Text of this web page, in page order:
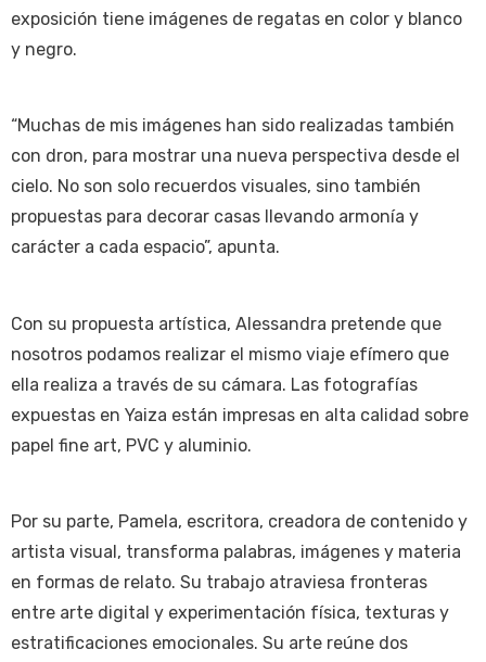
exposición tiene imágenes de regatas en color y blanco
y negro.
“Muchas de mis imágenes han sido realizadas también
con dron, para mostrar una nueva perspectiva desde el
cielo. No son solo recuerdos visuales, sino también
propuestas para decorar casas llevando armonía y
carácter a cada espacio”, apunta.
Con su propuesta artística, Alessandra pretende que
nosotros podamos realizar el mismo viaje efímero que
ella realiza a través de su cámara. Las fotografías
expuestas en Yaiza están impresas en alta calidad sobre
papel fine art, PVC y aluminio.
Por su parte, Pamela, escritora, creadora de contenido y
artista visual, transforma palabras, imágenes y materia
en formas de relato. Su trabajo atraviesa fronteras
entre arte digital y experimentación física, texturas y
estratificaciones emocionales. Su arte reúne dos